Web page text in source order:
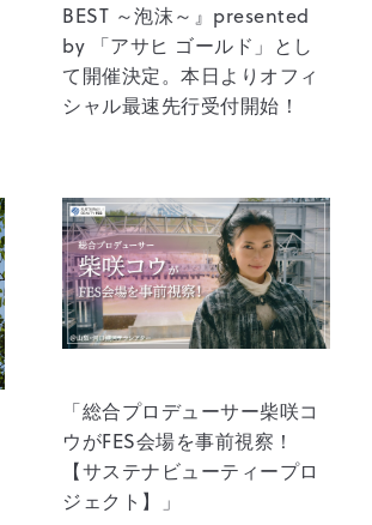
BEST ～泡沫～』presented
by 「アサヒ ゴールド」とし
て開催決定。本日よりオフィ
シャル最速先行受付開始！
「総合プロデューサー柴咲コ
ウがFES会場を事前視察！
【サステナビューティープロ
ジェクト】」